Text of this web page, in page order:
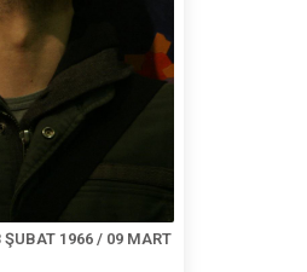
ŞUBAT 1966 / 09 MART